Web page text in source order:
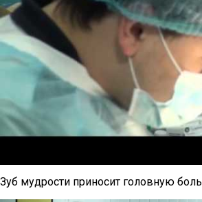
Зуб мудрости приносит головную боль